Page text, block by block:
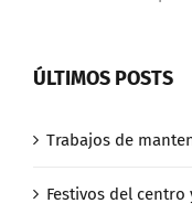
ÚLTIMOS POSTS
Trabajos de
Festivos del